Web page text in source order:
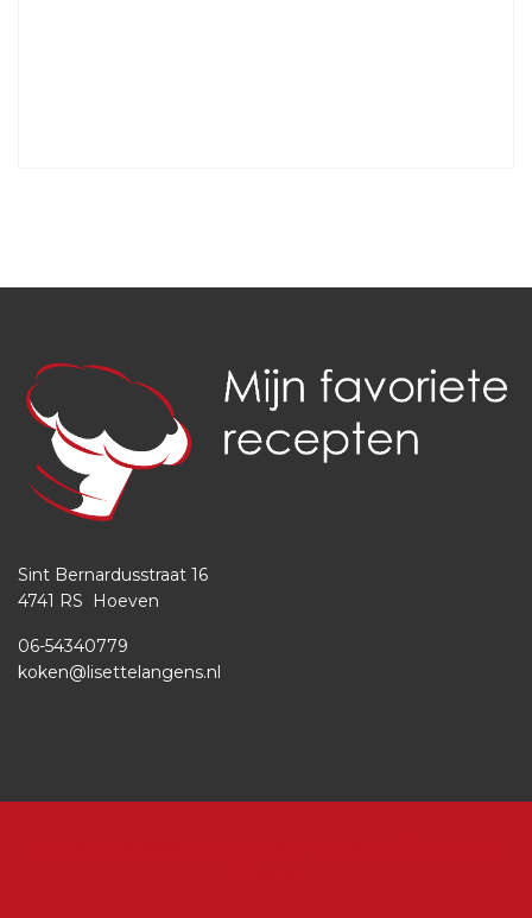
Sint Bernardusstraat 16
4741 RS Hoeven
06-54340779
koken@lisettelangens.nl